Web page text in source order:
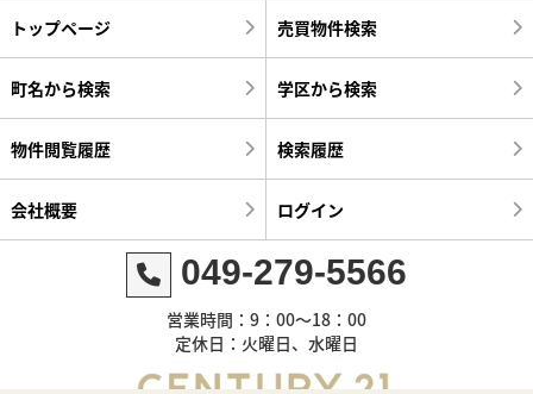
トップページ 売買物件検索
町名から検索 学区から検索
物件閲覧履歴 検索履歴
会社概要 ログイン
049-279-5566
営業時間：9：00～18：00
定休日：火曜日、水曜日